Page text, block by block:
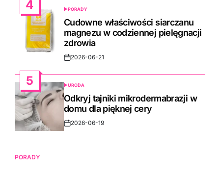
4
POSTED
IN
PORADY
Cudowne właściwości siarczanu
magnezu w codziennej pielęgnacji
zdrowia
Post2026-06-21
5
POSTED
IN
URODA
Odkryj tajniki mikrodermabrazji w
domu dla pięknej cery
Post2026-06-19
PORADY